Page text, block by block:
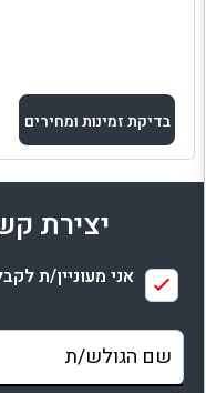
בדיקת זמינות ומחירים
למתחם זה
בדיקת זמינות ומחירים
יצירת
אני מעוניין/ת